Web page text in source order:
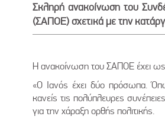
Σκληρή ανακοίνωση του
(ΣΑΠΟΕ) σχετικά με την
Η ανακοίνωση του ΣΑΠΟΕ έχει
«O Iανός έχει δύο πρόσωπα.
κανείς τις πολύπλευρες
για την χάραξη ορθής πολιτικής.